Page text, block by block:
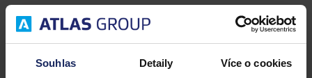
Souhlas Detaily Více o cookies
příkladech z praxe, v otázkách a odpovědích,
jsem ještě tři a půl roku řídil z pozice šéfredaktora